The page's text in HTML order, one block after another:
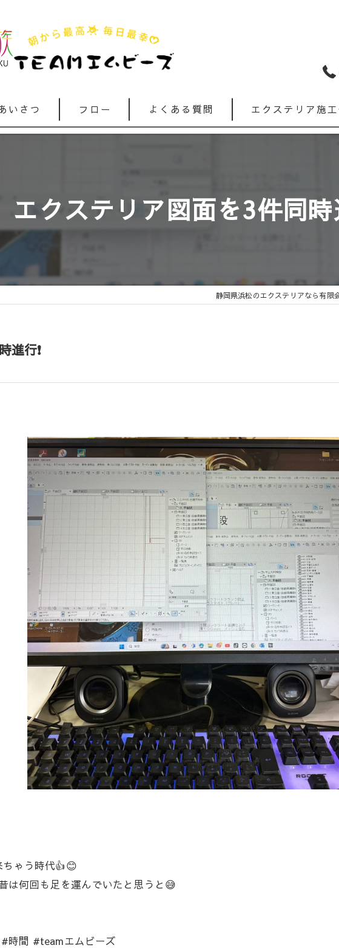
いさつ フロー よくある質問 エクステリア施
エクステリア図面を3件同時
静岡県浜松のエクステリアなら有限
進行❗
ゃう時代👍😊
は何回も足を運んでいたと思うと😅
時間 #teamエムビーズ